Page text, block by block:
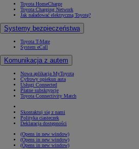
Toyota HomeCharge
Toyota Charging Network
Jak naładować elektryczną Toyotę?
Systemy bezpieczeństwa
Toyota T-Mate
System eCall
Komunikacja z autem
Nowa aplikacja MyToyota
Cyfrowy opiekun auta
Usługi Connected
Płatne subskrypcje
Toyota Connectivity Match
Skontaktuj się z nami
Polityka ciasteczek
Deklaracja dostępności
(Opens in new window)
(Opens in new window)
(Opens in new window)